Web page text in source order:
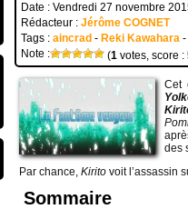
Date : Vendredi 27 novembre
Rédacteur : Jérôme COGNET
Tags : aincrad - Reki Kawahara -
Note :
(1 votes, score :
Cet
des
Par chance, Kirito voit l’assassin
Sommaire